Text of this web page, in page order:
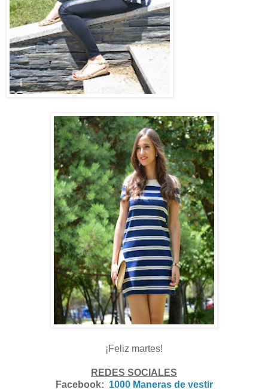
¡Feliz martes!
REDES SOCIALES
Facebook: 1000 Maneras de vestir